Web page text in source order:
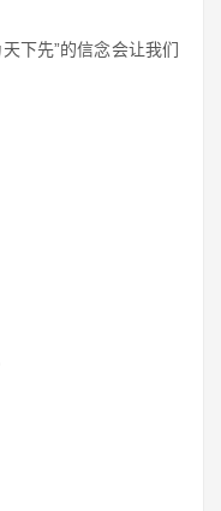
下先”的信念会让我们